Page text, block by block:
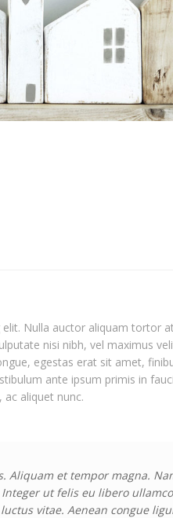
Nulla auctor aliquam tortor
nisi nibh, vel maximus
egestas erat sit amet,
ante ipsum primis in
aliquet nunc.
Aliquam et tempor magna.
ut felis eu libero
vitae. Aenean congue